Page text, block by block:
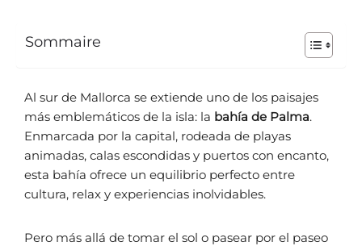
Sommaire
Al sur de Mallorca se extiende uno de los paisajes
más emblemáticos de la isla: la bahía de Palma.
Enmarcada por la capital, rodeada de playas
animadas, calas escondidas y puertos con encanto,
esta bahía ofrece un equilibrio perfecto entre
cultura, relax y experiencias inolvidables.
Pero más allá de tomar el sol o pasear por el paseo